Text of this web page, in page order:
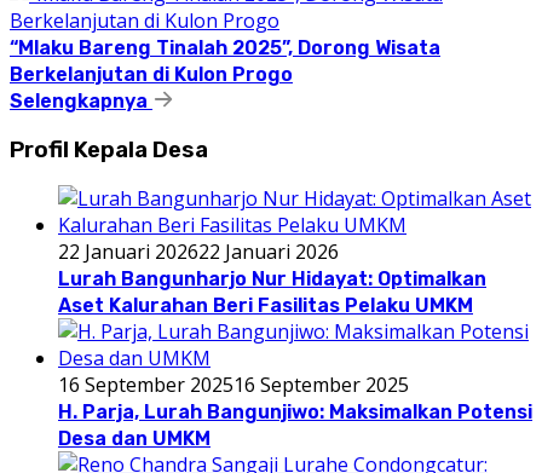
“Mlaku Bareng Tinalah 2025”, Dorong Wisata
Berkelanjutan di Kulon Progo
Selengkapnya
Profil Kepala Desa
22 Januari 202622 Januari 2026
Lurah Bangunharjo Nur Hidayat: Optimalkan
Aset Kalurahan Beri Fasilitas Pelaku UMKM
16 September 202516 September 2025
H. Parja, Lurah Bangunjiwo: Maksimalkan Potensi
Desa dan UMKM